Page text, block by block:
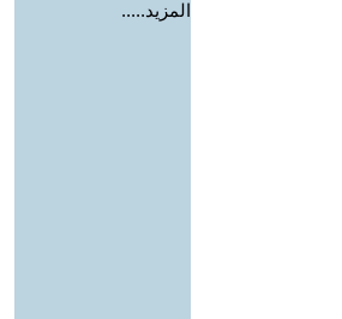
المزيد.....